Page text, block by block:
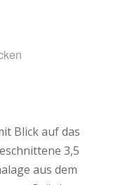
Blick auf das
3,5
aus dem